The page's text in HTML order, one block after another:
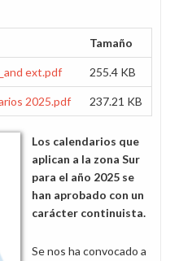
Tamaño
ext.pdf 255.4 KB
2025.pdf 237.21 KB
Los calendarios que
aplican a la zona Sur
para el año 2025 se
han aprobado con un
carácter continuista.
Se nos ha convocado a